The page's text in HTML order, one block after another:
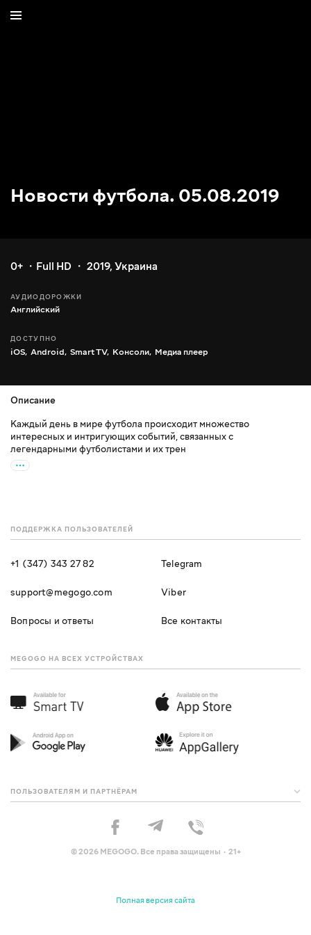
Новости футбола. 05.08.2019
0+ Full HD 2019, Украина
АУДИОДОРОЖКИ
Английский
ДОСТУПНО
iOS, Android, Smart TV, Консоли, Медиа плеер
Описание
Каждый день в мире футбола происходит множество
интересных и интригующих событий, связанных с
легендарными футболистами и их трен
ПОДДЕРЖКА ПОЛЬЗОВАТЕЛЕЙ
+1 (347) 343 27 82
support@megogo.com
Вопросы и ответы
Telegram
Viber
Все контакты
MEGOGO НА ВСЕХ УСТРОЙСТВАХ
ПОЛЬЗОВАТЕЛЯМ И ПАРТНЁРАМ
© 2026 MEGOGO. Все права защищены · 21+
Полная версия сайта